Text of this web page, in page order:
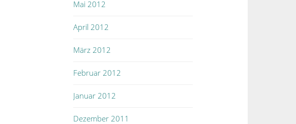
Mai 2012
April 2012
März 2012
Februar 2012
Januar 2012
Dezember 2011